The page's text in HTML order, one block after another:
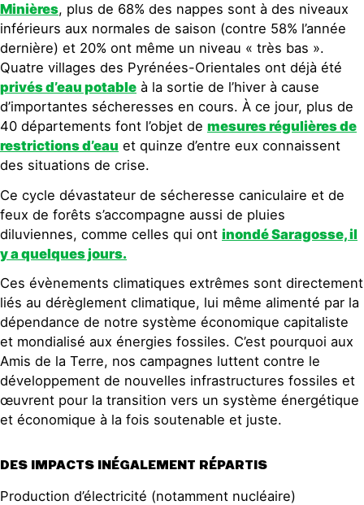
Minières, plus de 68% des nappes sont à des niveaux
inférieurs aux normales de saison (contre 58% l’année
dernière) et 20% ont même un niveau « très bas ».
Quatre villages des Pyrénées-Orientales ont déjà été
privés d’eau potable à la sortie de l’hiver à cause
d’importantes sécheresses en cours. À ce jour, plus de
40 départements font l’objet de mesures régulières de
restrictions d’eau et quinze d’entre eux connaissent
des situations de crise.
Ce cycle dévastateur de sécheresse caniculaire et de
feux de forêts s’accompagne aussi de pluies
diluviennes, comme celles qui ont inondé Saragosse, il
y a quelques jours.
Ces évènements climatiques extrêmes sont directement
liés au dérèglement climatique, lui même alimenté par la
dépendance de notre système économique capitaliste
et mondialisé aux énergies fossiles. C’est pourquoi aux
Amis de la Terre, nos campagnes luttent contre le
développement de nouvelles infrastructures fossiles et
œuvrent pour la transition vers un système énergétique
et économique à la fois soutenable et juste.
DES IMPACTS INÉGALEMENT RÉPARTIS
Production d’électricité (notamment nucléaire)